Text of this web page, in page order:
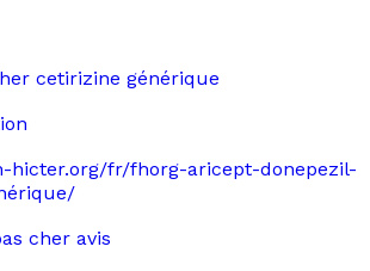
cetirizine générique
hicter.org/fr/fhorg-aricept-donepezil-
cher avis